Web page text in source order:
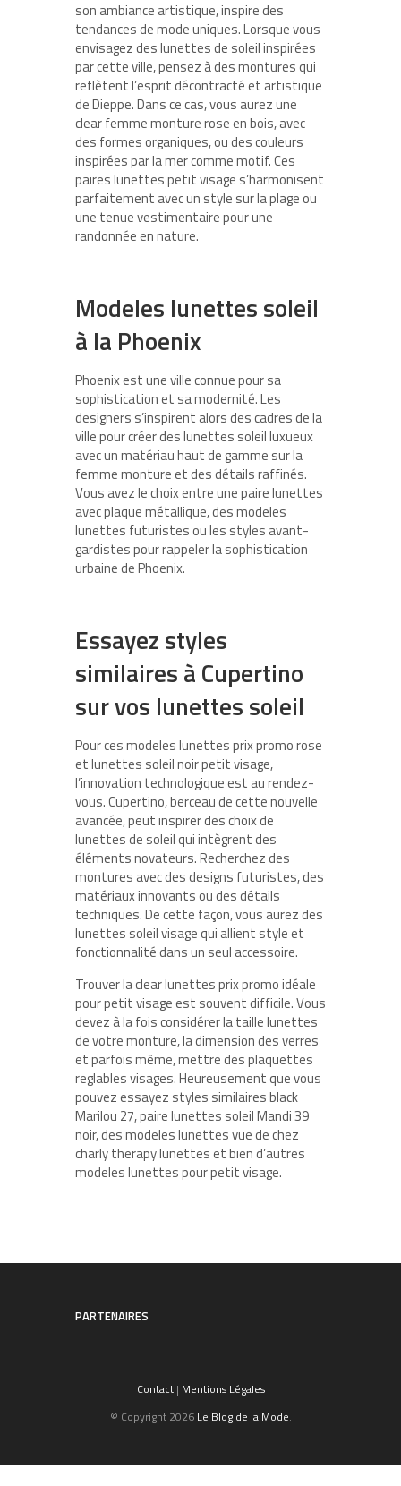
son ambiance artistique, inspire des
tendances de mode uniques. Lorsque vous
envisagez des lunettes de soleil inspirées
par cette ville, pensez à des montures qui
reflètent l’esprit décontracté et artistique
de Dieppe. Dans ce cas, vous aurez une
clear femme monture rose en bois, avec
des formes organiques, ou des couleurs
inspirées par la mer comme motif. Ces
paires lunettes petit visage s’harmonisent
parfaitement avec un style sur la plage ou
une tenue vestimentaire pour une
randonnée en nature.
Modeles lunettes soleil
à la Phoenix
Phoenix est une ville connue pour sa
sophistication et sa modernité. Les
designers s’inspirent alors des cadres de la
ville pour créer des lunettes soleil luxueux
avec un matériau haut de gamme sur la
femme monture et des détails raffinés.
Vous avez le choix entre une paire lunettes
avec plaque métallique, des modeles
lunettes futuristes ou les styles avant-
gardistes pour rappeler la sophistication
urbaine de Phoenix.
Essayez styles
similaires à Cupertino
sur vos lunettes soleil
Pour ces modeles lunettes prix promo rose
et lunettes soleil noir petit visage,
l’innovation technologique est au rendez-
vous. Cupertino, berceau de cette nouvelle
avancée, peut inspirer des choix de
lunettes de soleil qui intègrent des
éléments novateurs. Recherchez des
montures avec des designs futuristes, des
matériaux innovants ou des détails
techniques. De cette façon, vous aurez des
lunettes soleil visage qui allient style et
fonctionnalité dans un seul accessoire.
Trouver la clear lunettes prix promo idéale
pour petit visage est souvent difficile. Vous
devez à la fois considérer la taille lunettes
de votre monture, la dimension des verres
et parfois même, mettre des plaquettes
reglables visages. Heureusement que vous
pouvez essayez styles similaires black
Marilou 27, paire lunettes soleil Mandi 39
noir, des modeles lunettes vue de chez
charly therapy lunettes et bien d’autres
modeles lunettes pour petit visage.
PARTENAIRES
Contact| Mentions Légales
© Copyright 2026 Le Blog de la Mode.